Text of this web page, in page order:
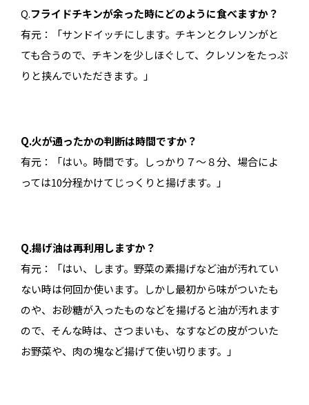
Q.フライドチキンが余った時にどのように食べますか？
有元：「サンドイッチにします。チキンとクレソンがと
ても合うので、チキンを少しほぐして、クレソンをたっぷ
りと挟んでいただきます。」
Q.火が通ったかの判断は時間ですか？
有元：「はい。時間です。しっかり７〜８分、場合によ
っては10分程かけてじっくりと揚げます。」
Q.揚げ油は再利用しますか？
有元：「はい、します。野菜の素揚げなど油が汚れてい
ない時は何回か使います。しかし最初から味がついたも
のや、お砂糖が入ったものなどを揚げると油が汚れます
ので、そんな時は、さつまいも、なすなどの皮がついた
お野菜や、肉の塊など揚げて使い切ります。」